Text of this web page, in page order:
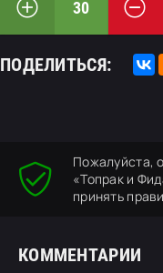
30
ПОДЕЛИТЬСЯ:
Пожалуйста,
«Топрак и
принять
КОММЕНТАРИИ